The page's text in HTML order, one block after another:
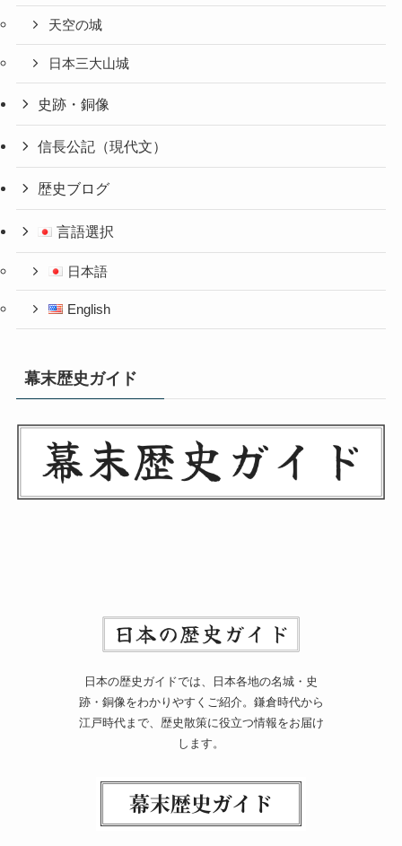
天空の城
日本三大山城
史跡・銅像
信長公記（現代文）
歴史ブログ
言語選択
日本語
English
幕末歴史ガイド
日本の歴史ガイドでは、日本各地の名城・史
跡・銅像をわかりやすくご紹介。鎌倉時代から
江戸時代まで、歴史散策に役立つ情報をお届け
します。